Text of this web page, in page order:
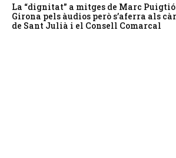
La “dignitat” a mitges de Marc
Girona pels àudios però s’aferra als
de Sant Julià i el Consell Comarcal